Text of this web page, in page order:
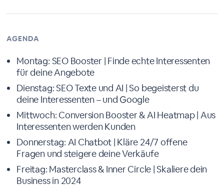
AGENDA
Montag: SEO Booster | Finde echte Interessenten
für deine Angebote
Dienstag: SEO Texte und AI | So begeisterst du
deine Interessenten – und Google
Mittwoch: Conversion Booster & AI Heatmap | Aus
Interessenten werden Kunden
Donnerstag: AI Chatbot | Kläre 24/7 offene
Fragen und steigere deine Verkäufe
Freitag: Masterclass & Inner Circle | Skaliere dein
Business in 2024